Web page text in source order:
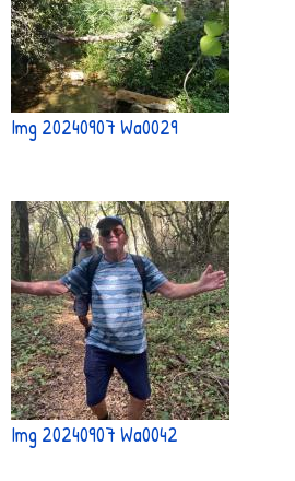
Img 20240907 Wa0029
Img 20240907 Wa0042